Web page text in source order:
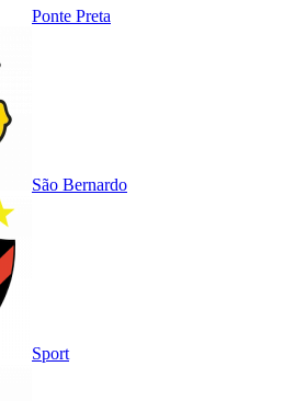
Ponte Preta
São Bernardo
Sport